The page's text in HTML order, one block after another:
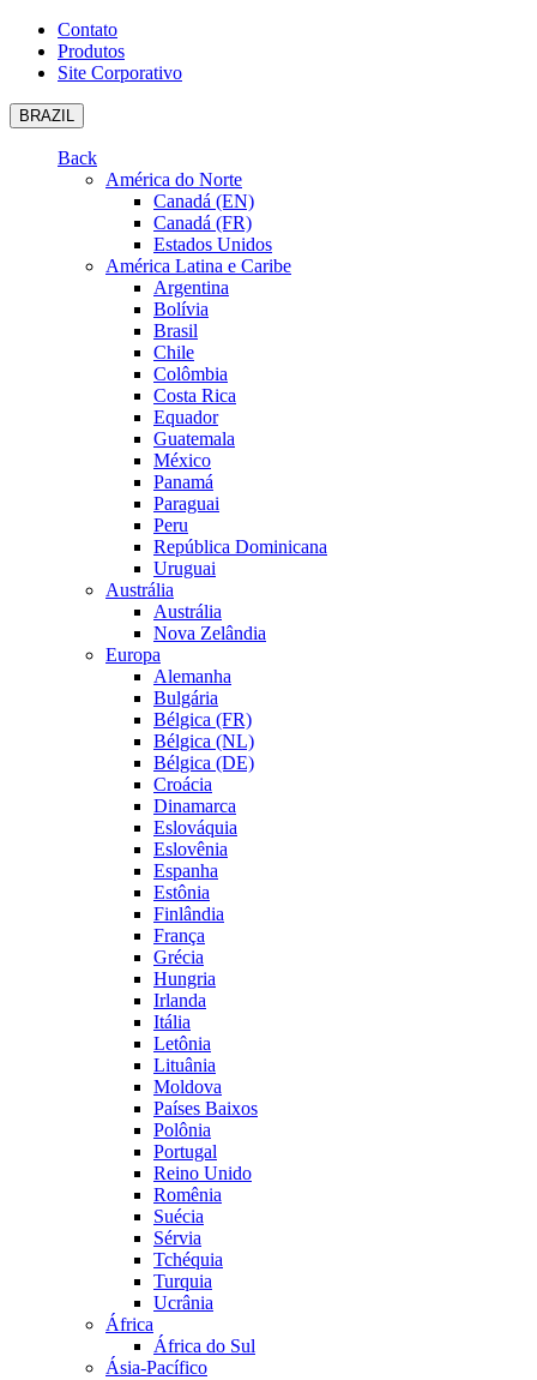
Contato
Produtos
Site Corporativo
BRAZIL
Back
América do Norte
Canadá (EN)
Canadá (FR)
Estados Unidos
América Latina e Caribe
Argentina
Bolívia
Brasil
Chile
Colômbia
Costa Rica
Equador
Guatemala
México
Panamá
Paraguai
Peru
República Dominicana
Uruguai
Austrália
Austrália
Nova Zelândia
Europa
Alemanha
Bulgária
Bélgica (FR)
Bélgica (NL)
Bélgica (DE)
Croácia
Dinamarca
Eslováquia
Eslovênia
Espanha
Estônia
Finlândia
França
Grécia
Hungria
Irlanda
Itália
Letônia
Lituânia
Moldova
Países Baixos
Polônia
Portugal
Reino Unido
Romênia
Suécia
Sérvia
Tchéquia
Turquia
Ucrânia
África
África do Sul
Ásia-Pacífico